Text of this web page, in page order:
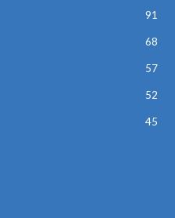
91
68
57
52
45